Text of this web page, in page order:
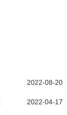
2022-08-20
2022-04-17